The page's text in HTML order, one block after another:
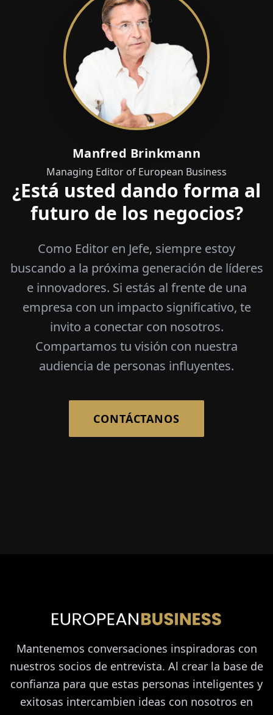
Manfred Brinkmann
Managing Editor of European Business
¿Está usted dando forma al
futuro de los negocios?
Como Editor en Jefe, siempre estoy
buscando a la próxima generación de líderes
e innovadores. Si estás al frente de una
empresa con un impacto significativo, te
invito a conectar con nosotros.
Compartamos tu visión con nuestra
audiencia de personas influyentes.
CONTÁCTANOS
Mantenemos conversaciones inspiradoras con
nuestros socios de entrevista. Al crear la base de
confianza para que estas personas inteligentes y
exitosas intercambien ideas con nosotros en